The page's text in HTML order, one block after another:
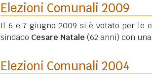
Elezioni Comunali 2009
Il 6 e 7 giugno 2009 si è votato per le
sindaco Cesare Natale (62 anni) con
Elezioni Comunali 2004